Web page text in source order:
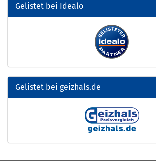
Gelistet bei Idealo
Gelistet bei geizhals.de